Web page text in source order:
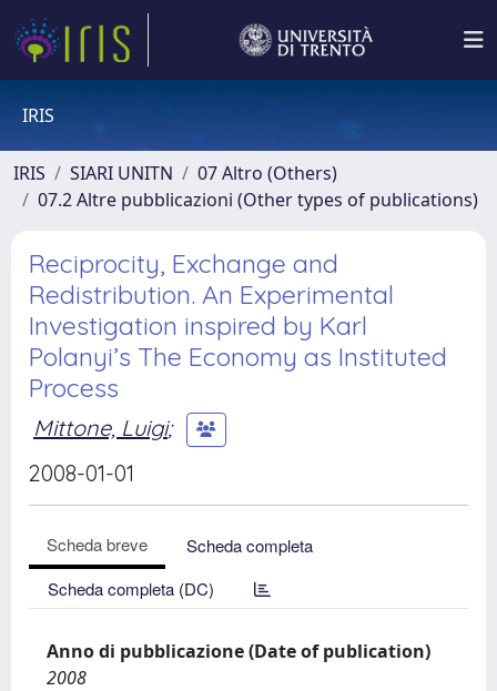
IRIS
IRIS SIARI UNITN
07 Altro (Others)
07.2 Altre pubblicazioni (Other types of publications)
Reciprocity, Exchange and
Redistribution. An Experimental
Investigation inspired by Karl
Polanyi’s The Economy as Instituted
Process
Mittone, Luigi;
2008-01-01
Scheda breve
Scheda completa
Scheda completa (DC)
Anno di pubblicazione (Date of publication)
2008